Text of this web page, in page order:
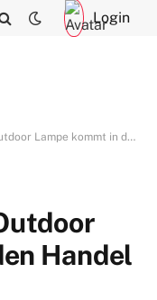
Login
Lampe kommt in den Handel
Handel